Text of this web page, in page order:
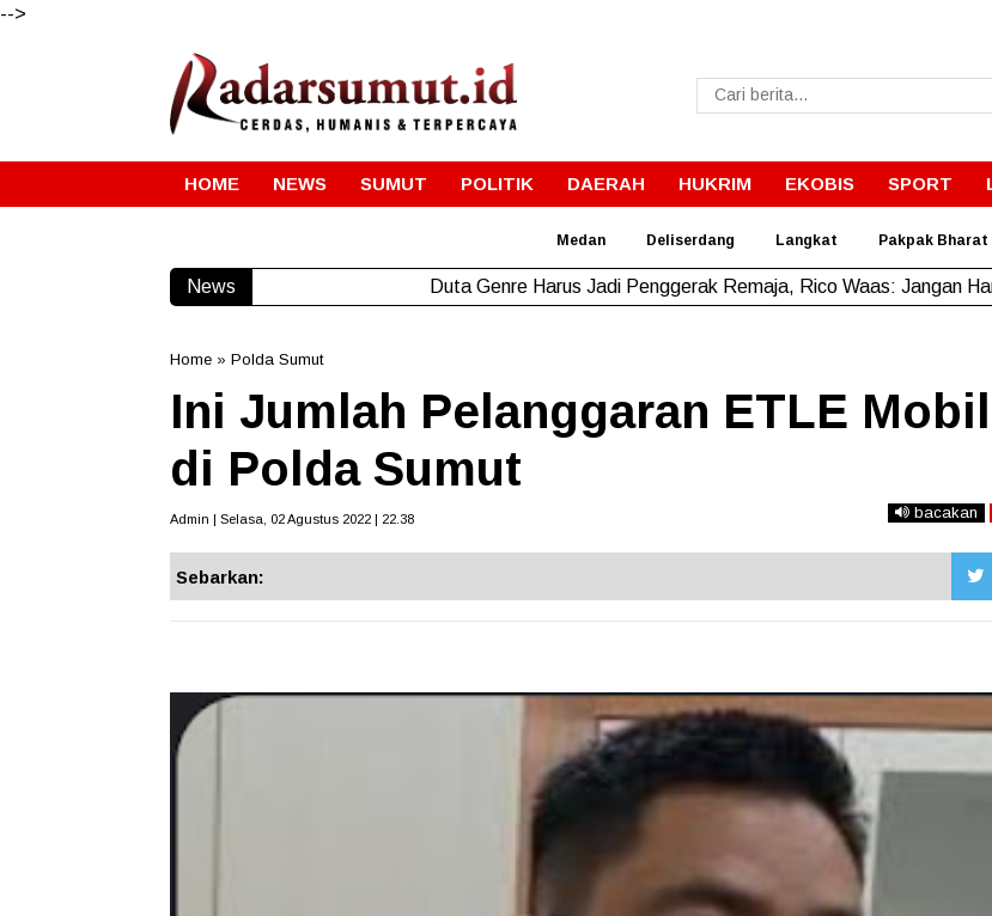
-->
HOME NEWS SUMUT POLITIK DAERAH HUKRIM EKOBIS SPORT
Medan Deliserdang Langkat Pakpak Bharat
News Duta Genre Harus Jadi Penggerak Remaja, Rico Waas: Jangan
Home » Polda Sumut
Ini Jumlah Pelanggaran ETLE
di Polda Sumut
Admin | Selasa, 02 Agustus 2022 | 22.38 bacakan
Sebarkan: